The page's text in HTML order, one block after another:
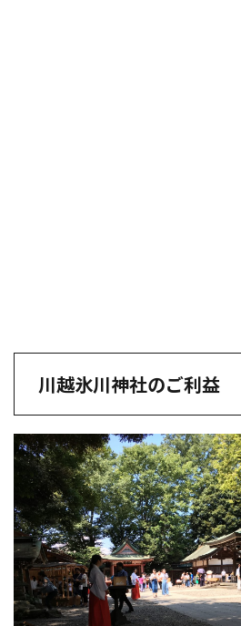
川越氷川神社のご利益